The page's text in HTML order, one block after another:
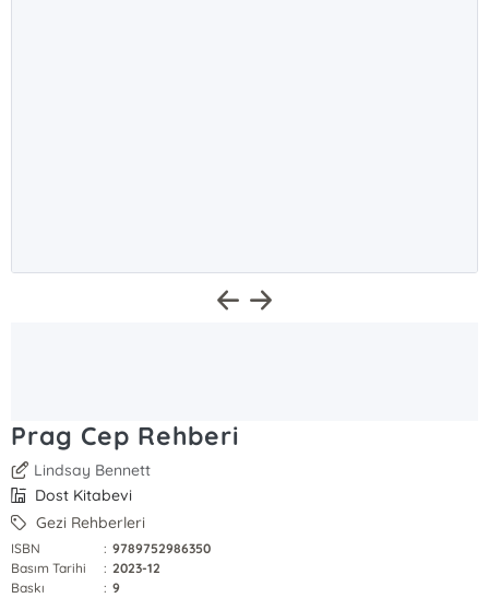
Prag Cep Rehberi
Lindsay Bennett
Dost Kitabevi
Gezi Rehberleri
ISBN : 9789752986350
Basım Tarihi
: 2023-12
Baskı
: 9